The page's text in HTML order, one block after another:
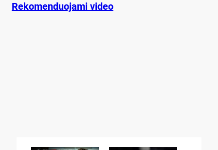
Rekomenduojami video